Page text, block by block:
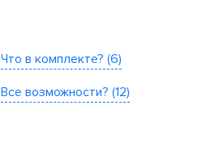
Что в комплекте? (6)
Все возможности? (12)